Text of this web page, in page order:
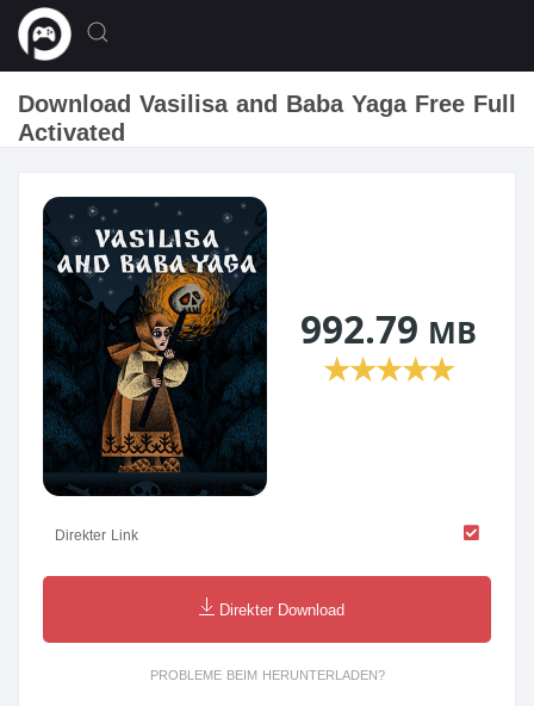
Download Vasilisa and Baba Yaga Free Full
Activated
992.79 MB
★★★★★
Direkter Link
Direkter Download
PROBLEME BEIM HERUNTERLADEN?